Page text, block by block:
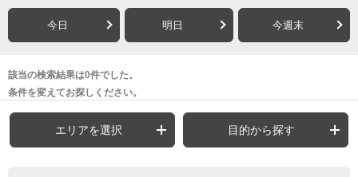
今日 明日 今週末
該当の検索結果は0件でした。
条件を変えてお探しください。
エリアを選択 目的から探す